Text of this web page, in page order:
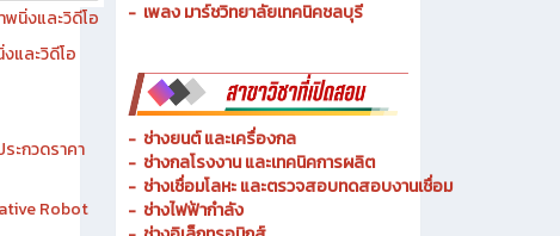
งและวิดีโอ
และวิดีโอ
- ประวัติความเป็นมา
- ทำเนียบผู้บริหาร
- เพลง มาร์ชวิทยาลัยเทคนิคชลบุรี